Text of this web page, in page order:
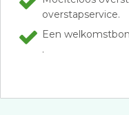
overstapservice.
Een
.